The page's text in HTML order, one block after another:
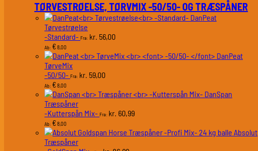
TØRVESTRØELSE, TØRVMIX -50/50- OG TRÆSPÅNER
DanPeat
Tørvestrøelse
-Standard- Fra: kr. 56,00
Ab: €8,00
DanPeat
TørveMix
-50/50- Fra: kr. 59,00
Ab: €8,00
DanSpan
Træspåner
-Kutterspån Mix- Fra: kr. 60,99
Ab: €8,00
Absolut
Træspåner